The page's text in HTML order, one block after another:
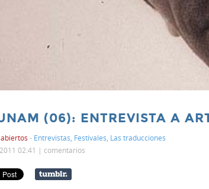
(06): ENTREVISTA A
- Entrevistas Festivales Las traducciones
02:41 | comentarios